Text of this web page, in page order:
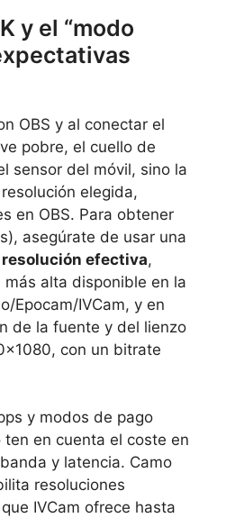
y el “modo
OBS y al conectar el
pobre, el cuello de
sensor del móvil, sino la
elegida,
en OBS. Para obtener
asegúrate de usar una
resolución efectiva,
alta disponible en la
Epocam/IVCam, y en
de la fuente y del lienzo
con un bitrate
y modos de pago
en cuenta el coste en
y latencia. Camo
resoluciones
IVCam ofrece hasta